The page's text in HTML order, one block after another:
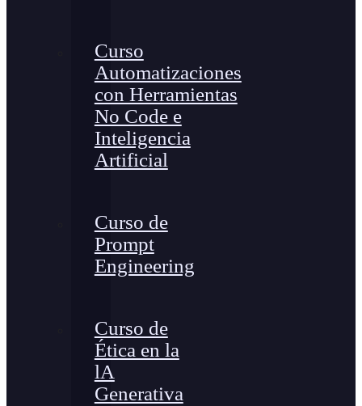
Curso
Automatizaciones
con Herramientas
No Code e
Inteligencia
Artificial
Curso de
Prompt
Engineering
Curso de
Ética en la
lA
Generativa